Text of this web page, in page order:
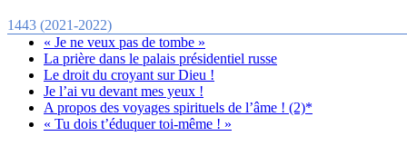
1443 (2021-2022)
« Je ne veux pas de tombe »
La prière dans le palais présidentiel russe
Le droit du croyant sur Dieu !
Je l’ai vu devant mes yeux !
A propos des voyages spirituels de l’âme ! (2)*
« Tu dois t’éduquer toi-même ! »